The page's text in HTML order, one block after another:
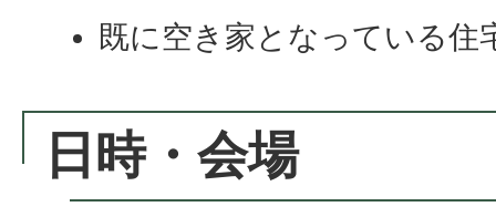
既に空き家となっている住
日時・会場